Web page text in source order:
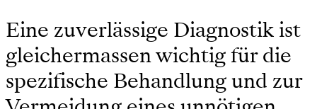
Eine zuverlässige Diagnostik ist
gleichermassen wichtig für die
spezifische Behandlung und zur